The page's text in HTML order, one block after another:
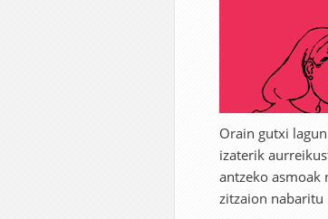
Orain gutxi
izaterik
antzeko asmoak
zitzaion nabaritu